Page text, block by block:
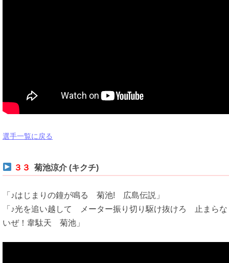
選手一覧に戻る
３３ 菊池涼介 (キクチ)
「♪はじまりの鐘が鳴る 菊池! 広島伝説」
「♪光を追い越して メーター振り切り駆け抜けろ 止まらな
いぜ！韋駄天 菊池」